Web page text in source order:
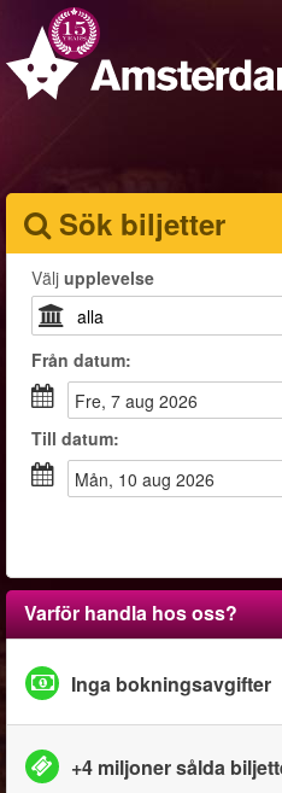
Sök biljetter
Välj upplevelse
Från datum:
fre, 7 aug 2026
Till datum:
mån, 10 aug 2026
Varför handla hos oss?
Inga bokningsavgifter
+4 miljoner sålda